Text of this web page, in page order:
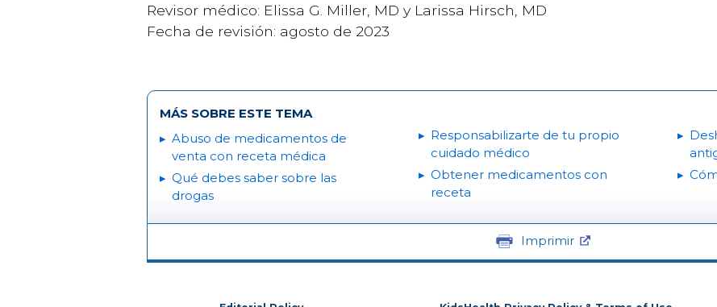
Revisor médico: Elissa G. Miller, MD y Larissa Hirsch, MD
Fecha de revisión: agosto de 2023
MÁS SOBRE ESTE TEMA
Abuso de medicamentos de
venta con receta médica
Qué debes saber sobre las
drogas
Responsabilizarte de tu propio
cuidado médico
Obtener medicamentos con
receta
Imprimir